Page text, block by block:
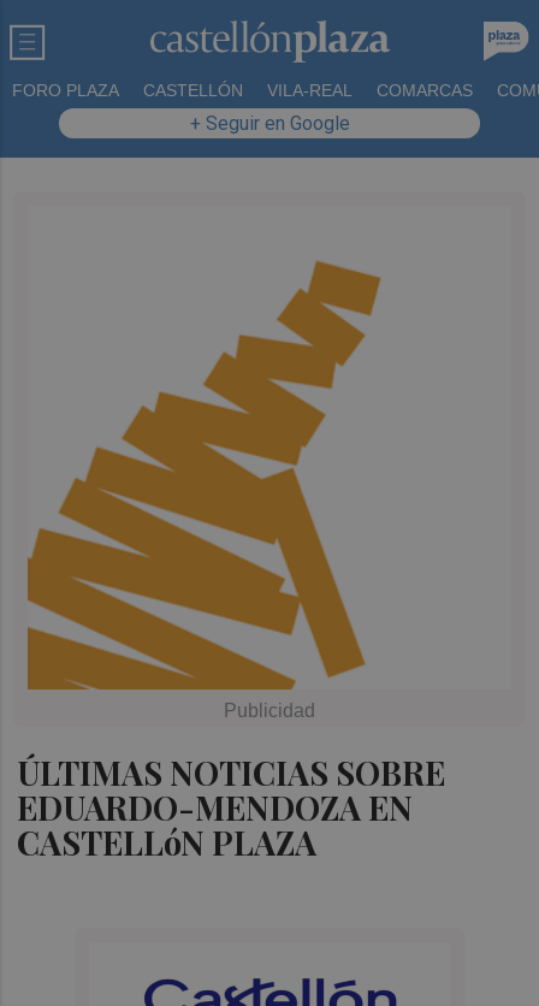
FORO PLAZA CASTELLÓN VILA-REAL COMARCAS
+ Seguir en Google
ÚLTIMAS NOTICIAS SOBRE
EDUARDO-MENDOZA EN
CASTELLóN PLAZA